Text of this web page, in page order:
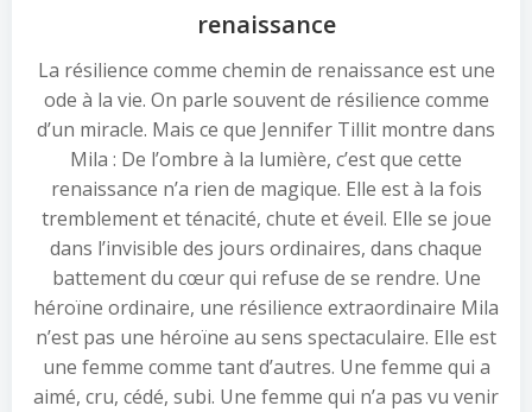
renaissance
La résilience comme chemin de renaissance est une
ode à la vie. On parle souvent de résilience comme
d’un miracle. Mais ce que Jennifer Tillit montre dans
Mila : De l’ombre à la lumière, c’est que cette
renaissance n’a rien de magique. Elle est à la fois
tremblement et ténacité, chute et éveil. Elle se joue
dans l’invisible des jours ordinaires, dans chaque
battement du cœur qui refuse de se rendre. Une
héroïne ordinaire, une résilience extraordinaire Mila
n’est pas une héroïne au sens spectaculaire. Elle est
une femme comme tant d’autres. Une femme qui a
aimé, cru, cédé, subi. Une femme qui n’a pas vu venir